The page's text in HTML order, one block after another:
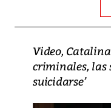
Video,
criminales, las
suicidarse’